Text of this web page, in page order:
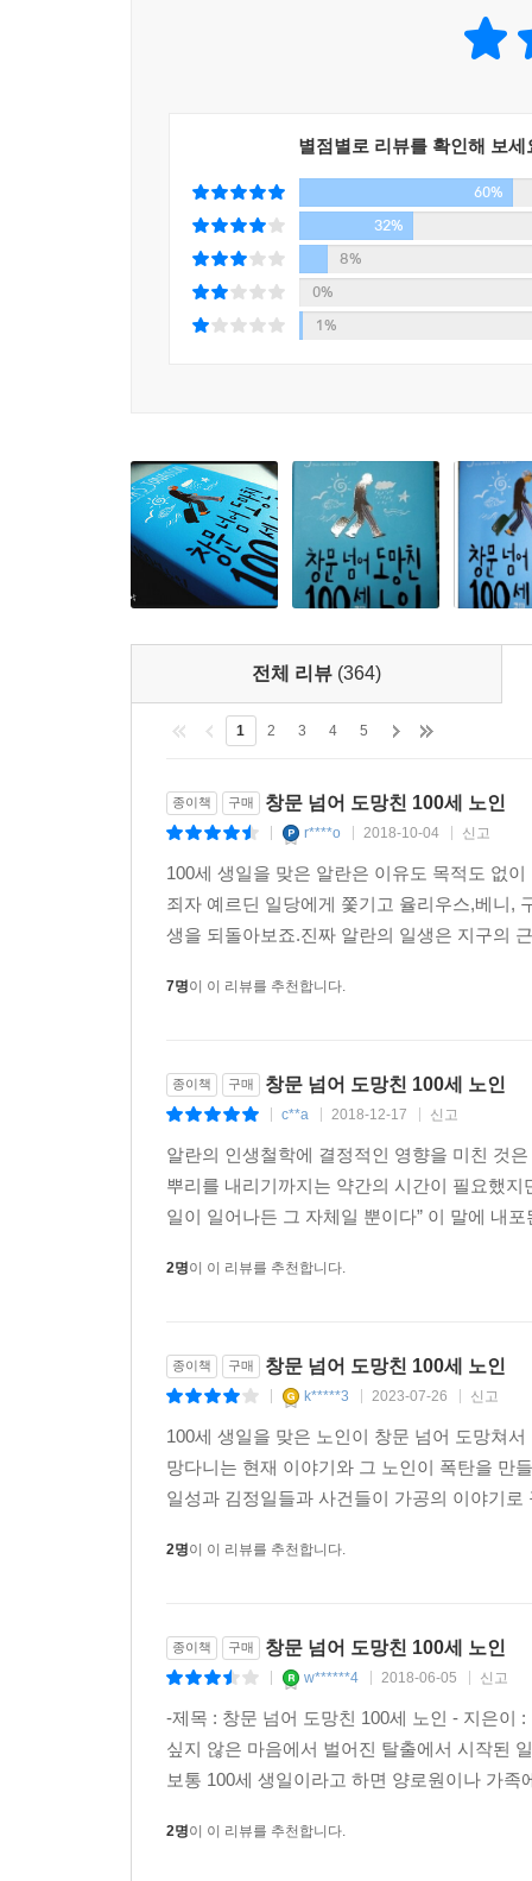
코믹 미스터리 로드 무비와 세계사 다이제스트를
피해 도망 길에 나서게 된다. 그 과정에서 평생
[예쁜 언니] 구닐라 등 잡다한 무리가 그의 노정
형사반장이 급파된다. 백 세 노인 일행과 그들
도망치는 쪽이 여유롭기 그지없는 이 술래잡기는
엄청난 사건과 고난이 끝없이 이어지는 와중에도
그리고 행복한 삶을 살고자 하는 자유의지를 과연
이데올로기의 함정을 비웃는 정치적 중립성
작품 속 알란의 철학은 간단명료하다. 그는 푸
갖지 않는 백지 상태의 정신은 로버트 저메키스
포레스트 검프나, 멍청하지는 않되 정치적 판단
많은 위정자들을 비판하기 위한 가장 효과적인 장
독자들이 별 생각 없이 백 년을 산 것처럼 보이는
삶과 행복이며, 그 무엇의 이름으로도 이 삶과 행
현대사의 주요 장면과 맞닥뜨리는 재미
이 작품의 가장 큰 미덕은 뭐니 뭐니 해도 세계
최초로 핵폭탄을 개발한 미국은 사실 알란의 도
한국 독자들이 가장 관심을 가질 부분은 역시
거짓말이 들통 나는데, 이는 김정일이 후에 어
역사까지 완전히 달라졌을지 모르는 일이다.
별점별로 리뷰를 확인해 보세
60%
32%
8%
0%
1%
전체 리뷰 (364)
1 2 3 4 5
종이책 구매 창문 넘어 도망친 100세 노인
r****o 2018-10-04 신고
100세 생일을 맞은 알란은 이유도 목적도 없
죄자 예르딘 일당에게 쫓기고 율리우스,베니,
생을 되돌아보죠.진짜 알란의 일생은 지구의
7명이 이 리뷰를 추천합니다.
종이책 구매 창문 넘어 도망친 100세 노인
c**a 2018-12-17 신고
알란의 인생철학에 결정적인 영향을 미친 것
뿌리를 내리기까지는 약간의 시간이 필요했
일이 일어나든 그 자체일 뿐이다” 이 말에 내
2명이 이 리뷰를 추천합니다.
종이책 구매 창문 넘어 도망친 100세 노인
k*****3 2023-07-26 신고
100세 생일을 맞은 노인이 창문 넘어 도망쳐
망다니는 현재 이야기와 그 노인이 폭탄을 만
일성과 김정일들과 사건들이 가공의 이야기
2명이 이 리뷰를 추천합니다.
종이책 구매 창문 넘어 도망친 100세 노인
w******4 2018-06-05 신고
-제목 : 창문 넘어 도망친 100세 노인 - 지은이
싶지 않은 마음에서 벌어진 탈출에서 시작된
보통 100세 생일이라고 하면 양로원이나 가
2명이 이 리뷰를 추천합니다.